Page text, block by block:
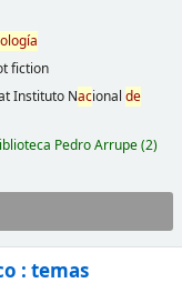
fiction
Instituto Nacional de
Pedro Arrupe(2)
: temas